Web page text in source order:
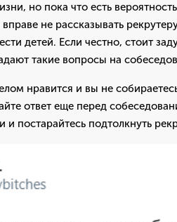
но пока что есть
не рассказывать
детей. Если честно, стоит
такие вопросы на
нравится и вы не
ответ еще перед
и постарайтесь подтолкнуть